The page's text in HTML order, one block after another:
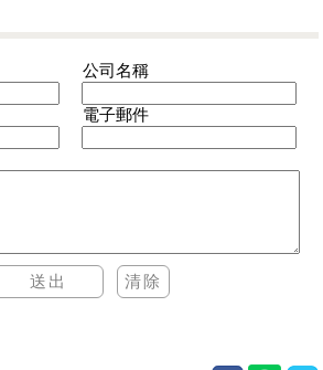
公司名稱
電子郵件